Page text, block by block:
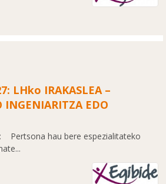
LHko IRAKASLEA –
INGENIARITZA EDO
Pertsona hau bere espezialitateko